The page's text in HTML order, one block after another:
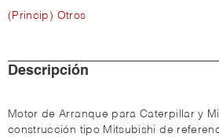
(Princip) Otros
Descripción
Motor de Arranque para Caterpillar y
construcción tipo Mitsubishi de